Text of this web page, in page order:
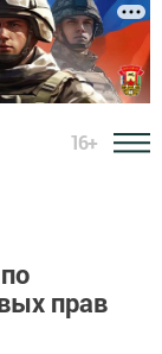
16+
прав